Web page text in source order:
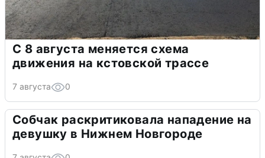
С 8 августа меняется схема
движения на кстовской трассе
7 августа 0
Собчак раскритиковала нападение на
девушку в Нижнем Новгороде